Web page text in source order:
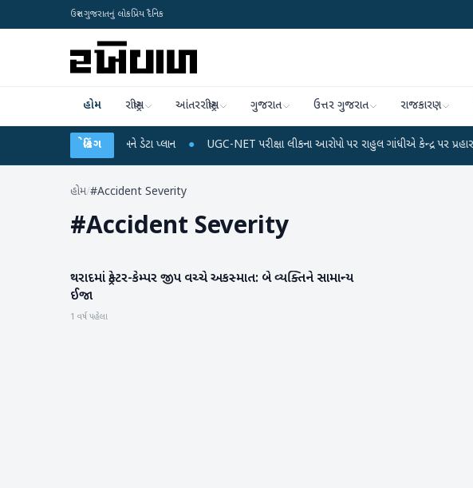
ઉત્તર ગુજરાતનું લોકપ્રિય દૈનિક
હોમ રાષ્ટ્રીય આંતરરાષ્ટ્રીય ગુજરાત ઉત્તર ગુજરાત રાજકારણ
બ્રેકિંગ
રિચાર્જ અને ડેટા પ્લાન ● UGC-NET પરીક્ષા લીકના આરોપો પર રાહુલ ગાંધીએ કેન્દ્ર પર પ્રહાર કર્યા ●
હોમ/#Accident Severity
#Accident Severity
બનાસકાંઠા
થરાદમાં ટ્રેક્ટર-કેમ્પર જીપ વચ્ચે અકસ્માત: બે વ્યક્તિને સામાન્ય
ઈજા
1 વર્ષ પહેલા